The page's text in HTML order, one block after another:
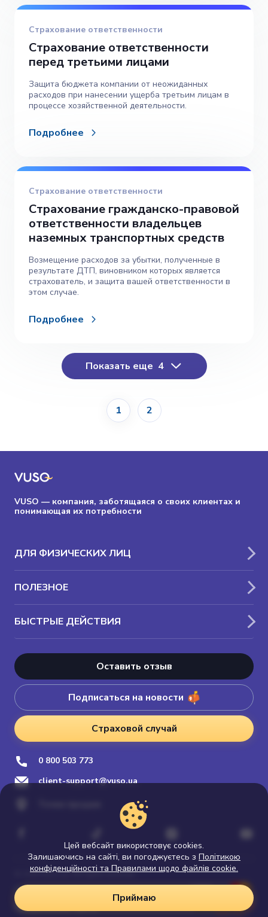
Страхование ответственности
Страхование ответственности
перед третьими лицами
Защита бюджета компании от неожиданных
расходов при нанесении ущерба третьим лицам в
процессе хозяйственной деятельности.
Подробнее
Страхование ответственности
Страхование гражданско-правовой
ответственности владельцев
наземных транспортных средств
Возмещение расходов за убытки, полученные в
результате ДТП, виновником которых является
страхователь, и защита вашей ответственности в
этом случае.
Подробнее
Показать еще 4
1 2
VUSO — компания, заботящаяся о своих клиентах и
понимающая их потребности
ДЛЯ ФИЗИЧЕСКИХ ЛИЦ
ПОЛЕЗНОЕ
БЫСТРЫЕ ДЕЙСТВИЯ
Оставить отзыв
Подписаться на новости
Страховой случай
0 800 503 773
client-support@vuso.ua
© 2026 Vuso.ua. All rights reserved
Политика конфиденциальности
Продвижение сайта
Цей вебсайт використовує cookies.
Залишаючись на сайті, ви погоджуєтесь з Політикою
конфіденційності та Правилами щодо файлів cookie.
Приймаю